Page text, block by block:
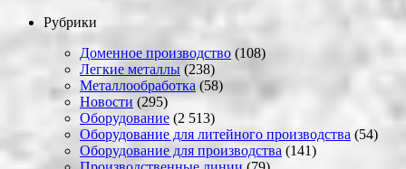
Рубрики
Доменное производство (108)
Легкие металлы (238)
Металлообработка (58)
Новости (295)
Оборудование (2 513)
Оборудование для литейного производства (54)
Оборудование для производства (141)